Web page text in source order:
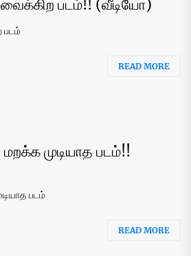
படம்!! (வீடியோ)
படம்
READ MORE
முடியாத படம்!!
படம்
READ MORE